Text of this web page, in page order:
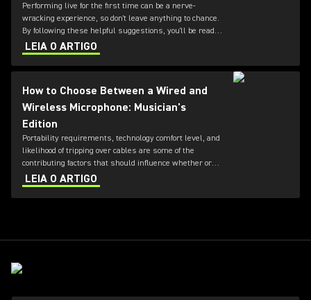
Performing live for the first time can be a nerve-
wracking experience, so don't leave anything to chance.
By following these helpful suggestions, you'll be ready
to take the stage with confidence – and prepared when
things happen to go wrong.
LEIA O ARTIGO
How to Choose Between a Wired and
Wireless Microphone: Musician's
Edition
Portability requirements, technology comfort level, and
likelihood of tripping over cables are some of the
contributing factors that should influence whether or
not you go wireless as a musician running your own
sound.
LEIA O ARTIGO